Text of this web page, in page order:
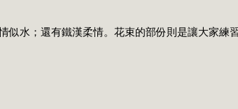
似水；還有鐵漢柔情。花束的部份則是讓大家